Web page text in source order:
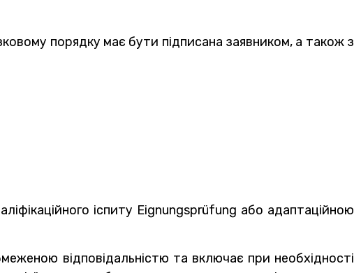
порядку має бути підписана заявником, а також з
іспиту Eignungsprüfung або адаптаційною
відповідальністю та включає при необхідності